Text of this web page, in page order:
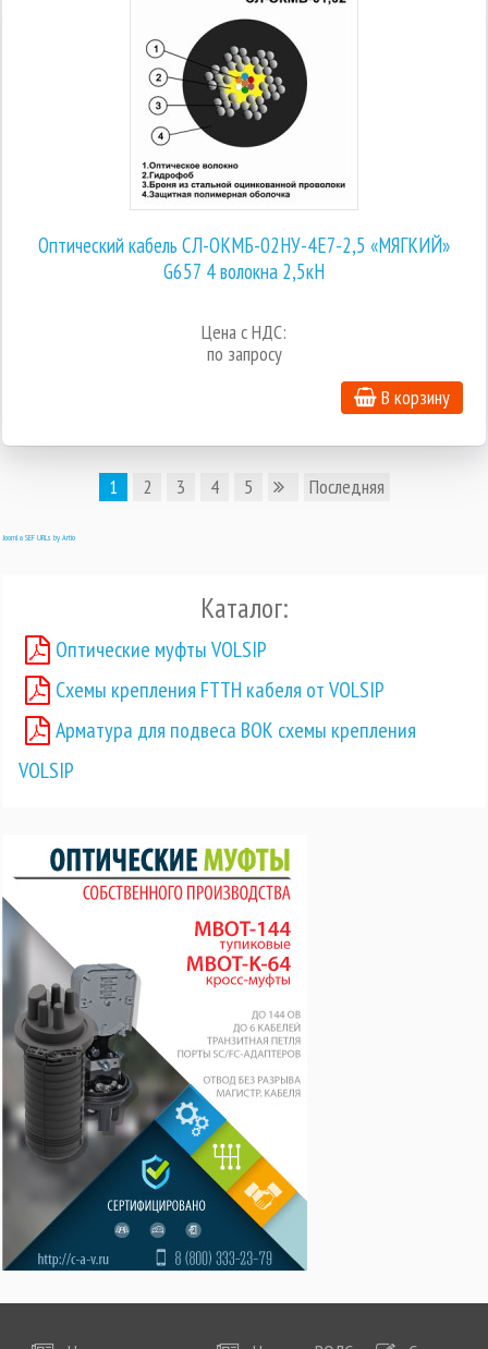
Оптический кабель СЛ-ОКМБ-02НУ-4Е7-2,5 «МЯГКИЙ»
G657 4 волокна 2,5кН
Цена с НДС:
по запросу
В корзину
1 2 3 4 5 Последняя
Joomla SEF URLs by Artio
Каталог:
Оптические муфты VOLSIP
Схемы крепления FTTH кабеля от VOLSIP
Арматура для подвеса ВОК схемы крепления
VOLSIP